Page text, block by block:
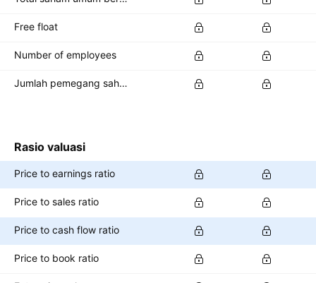
Free float
Number of employees
Jumlah pemegang saham
Rasio valuasi
Price to earnings ratio
Price to sales ratio
Price to cash flow ratio
Price to book ratio